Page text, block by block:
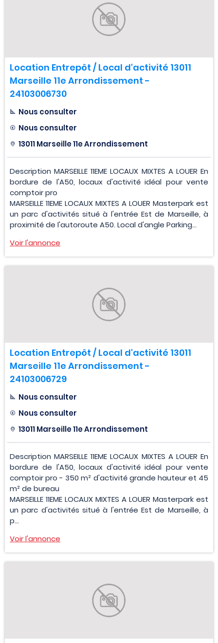
Location Entrepôt / Local d'activité 13011
Marseille 11e Arrondissement -
24103006730
Nous consulter
Nous consulter
13011 Marseille 11e Arrondissement
Description MARSEILLE 11EME LOCAUX MIXTES A LOUER En
bordure de l'A50, locaux d'activité idéal pour vente
comptoir pro
MARSEILLE 11EME LOCAUX MIXTES A LOUER Masterpark est
un parc d'activités situé à l'entrée Est de Marseille, à
proximité de l'autoroute A50. Local d'angle Parking...
Voir l'annonce
Location Entrepôt / Local d'activité 13011
Marseille 11e Arrondissement -
24103006729
Nous consulter
Nous consulter
13011 Marseille 11e Arrondissement
Description MARSEILLE 11EME LOCAUX MIXTES A LOUER En
bordure de l'A50, locaux d'activité idéal pour vente
comptoir pro - 350 m² d'activité grande hauteur et 45
m² de bureau
MARSEILLE 11EME LOCAUX MIXTES A LOUER Masterpark est
un parc d'activités situé à l'entrée Est de Marseille, à
p...
Voir l'annonce